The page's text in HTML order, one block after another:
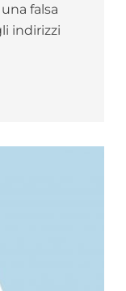
falsa
indirizzi